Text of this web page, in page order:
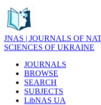
JNAS | JOURNALS OF
SCIENCES OF UKRAINE
JOURNALS
BROWSE
SEARCH
SUBJECTS
LibNAS UA